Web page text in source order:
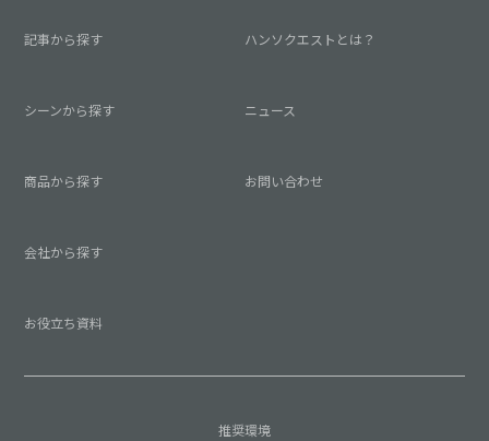
記事から探す
シーンから探す
商品から探す
会社から探す
お役立ち資料
ハンソクエストとは？
ニュース
お問い合わせ
推奨環境